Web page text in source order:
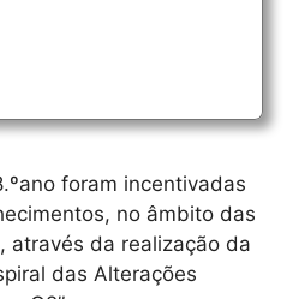
foram incentivadas
no âmbito das
através da realização da
das Alterações